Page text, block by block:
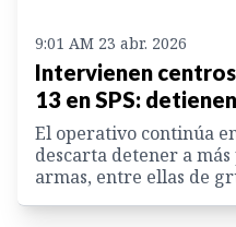
9:01 AM 23 abr. 2026
Intervienen
13 en SPS:
El operativo continúa
descarta detener a
armas, entre ellas de